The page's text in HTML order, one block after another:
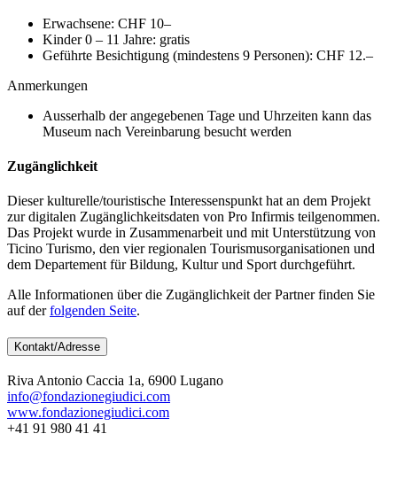
Erwachsene: CHF 10–
Kinder 0 – 11 Jahre: gratis
Geführte Besichtigung (mindestens 9 Personen): CHF 12.–
Anmerkungen
Ausserhalb der angegebenen Tage und Uhrzeiten kann das
Museum nach Vereinbarung besucht werden
Zugänglichkeit
Dieser kulturelle/touristische Interessenspunkt hat an dem Projekt
zur digitalen Zugänglichkeitsdaten von Pro Infirmis teilgenommen.
Das Projekt wurde in Zusammenarbeit und mit Unterstützung von
Ticino Turismo, den vier regionalen Tourismusorganisationen und
dem Departement für Bildung, Kultur und Sport durchgeführt.
Alle Informationen über die Zugänglichkeit der Partner finden Sie
auf derfolgenden Seite.
Kontakt/Adresse
Riva Antonio Caccia 1a, 6900 Lugano
info@fondazionegiudici.com
www.fondazionegiudici.com
+41 91 980 41 41